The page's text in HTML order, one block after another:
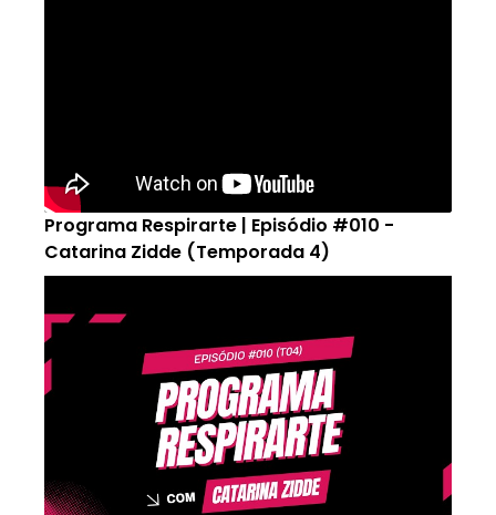
Programa Respirarte | Episódio #010 -
Catarina Zidde (Temporada 4)